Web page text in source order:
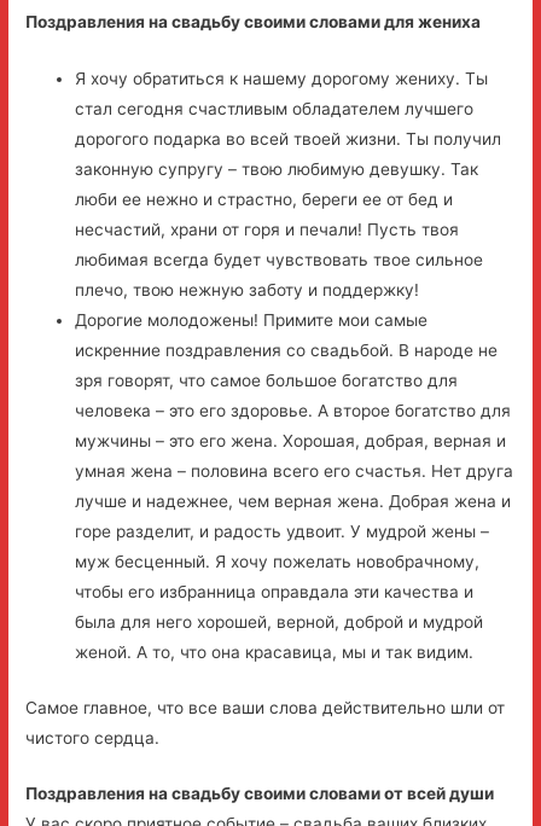
Поздравления на свадьбу своими словами для жениха
Я хочу обратиться к нашему дорогому жениху. Ты
стал сегодня счастливым обладателем лучшего
дорогого подарка во всей твоей жизни. Ты получил
законную супругу – твою любимую девушку. Так
люби ее нежно и страстно, береги ее от бед и
несчастий, храни от горя и печали! Пусть твоя
любимая всегда будет чувствовать твое сильное
плечо, твою нежную заботу и поддержку!
Дорогие молодожены! Примите мои самые
искренние поздравления со свадьбой. В народе не
зря говорят, что самое большое богатство для
человека – это его здоровье. А второе богатство для
мужчины – это его жена. Хорошая, добрая, верная и
умная жена – половина всего его счастья. Нет друга
лучше и надежнее, чем верная жена. Добрая жена и
горе разделит, и радость удвоит. У мудрой жены –
муж бесценный. Я хочу пожелать новобрачному,
чтобы его избранница оправдала эти качества и
была для него хорошей, верной, доброй и мудрой
женой. А то, что она красавица, мы и так видим.
Самое главное, что все ваши слова действительно шли от
чистого сердца.
Поздравления на свадьбу своими словами от всей души